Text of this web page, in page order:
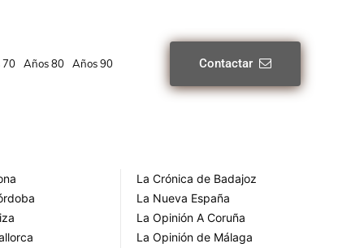
70 Años 80 Años 90 Contactar
La Crónica de Badajoz
La Nueva España
La Opinión A Coruña
La Opinión de Málaga